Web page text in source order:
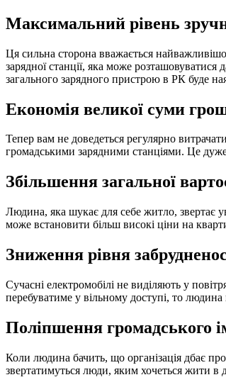
Максимальний рівень
Ця сильна сторона вважається
зарядної станції, яка може
загального зарядного пристрою в РК буде
Економія великої суми
Тепер вам не доведеться регулярно
громадськими зарядними станціями. Це
Збільшення загальної
Людина, яка шукає для себе житло, звертає
може встановити більш високі ціни на
Зниження рівня
Сучасні електромобілі не виділяють у
перебуватиме у вільному доступі, то
Поліпшення громадського
Коли людина бачить, що організація дбає про
звертатимуться люди, яким хочеться жити в